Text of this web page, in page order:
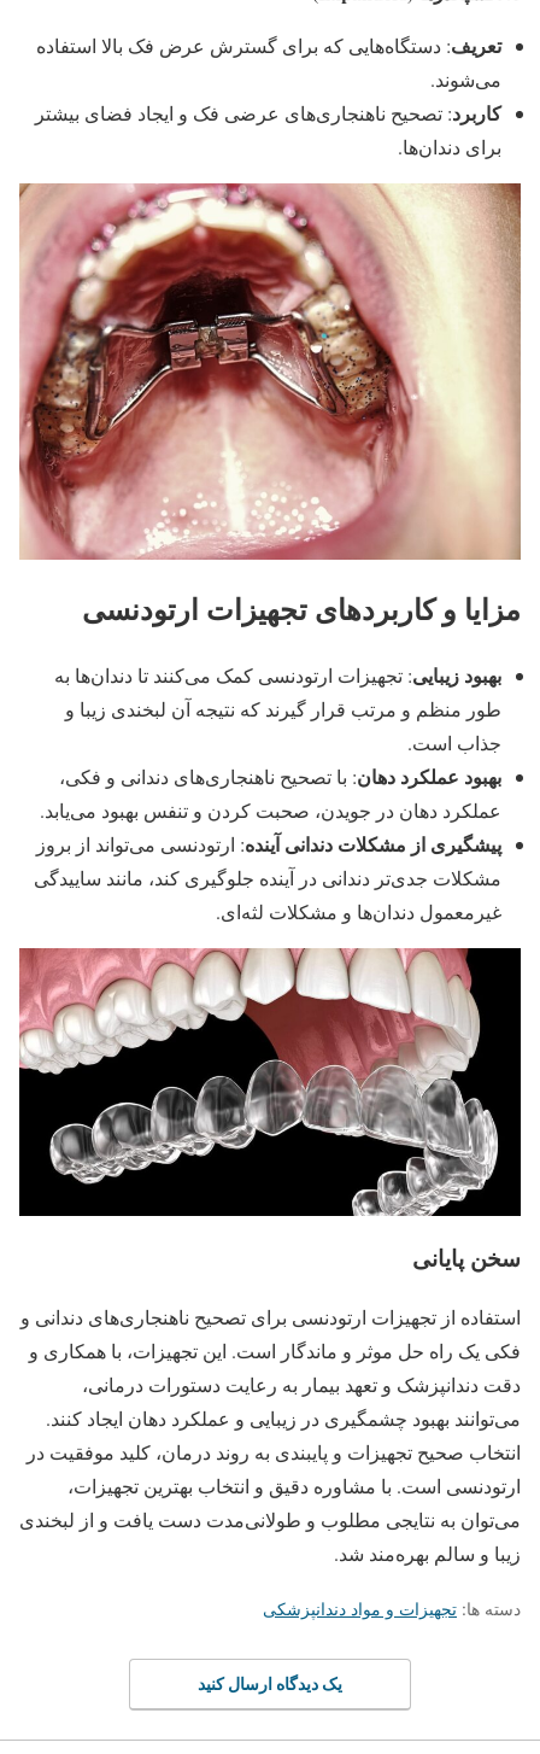
تعریف: دستگاه‌هایی که برای گسترش عرض فک بالا استفاده
می‌شوند.
کاربرد: تصحیح ناهنجاری‌های عرضی فک و ایجاد فضای بیشتر
برای دندان‌ها.
مزایا و کاربردهای تجهیزات ارتودنسی
بهبود زیبایی: تجهیزات ارتودنسی کمک می‌کنند تا دندان‌ها به
طور منظم و مرتب قرار گیرند که نتیجه آن لبخندی زیبا و
جذاب است.
بهبود عملکرد دهان: با تصحیح ناهنجاری‌های دندانی و فکی،
عملکرد دهان در جویدن، صحبت کردن و تنفس بهبود می‌یابد.
پیشگیری از مشکلات دندانی آینده: ارتودنسی می‌تواند از بروز
مشکلات جدی‌تر دندانی در آینده جلوگیری کند، مانند ساییدگی
غیرمعمول دندان‌ها و مشکلات لثه‌ای.
سخن پایانی
استفاده از تجهیزات ارتودنسی برای تصحیح ناهنجاری‌های دندانی و
فکی یک راه حل موثر و ماندگار است. این تجهیزات، با همکاری و
دقت دندانپزشک و تعهد بیمار به رعایت دستورات درمانی،
می‌توانند بهبود چشمگیری در زیبایی و عملکرد دهان ایجاد کنند.
انتخاب صحیح تجهیزات و پایبندی به روند درمان، کلید موفقیت در
ارتودنسی است. با مشاوره دقیق و انتخاب بهترین تجهیزات،
می‌توان به نتایجی مطلوب و طولانی‌مدت دست یافت و از لبخندی
زیبا و سالم بهره‌مند شد.
دسته ها: تجهیزات و مواد دندانپزشکی
یک دیدگاه ارسال کنید